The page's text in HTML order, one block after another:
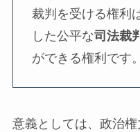
裁判を受ける権利
した公平な司法裁
ができる権利です。
意義としては、政治